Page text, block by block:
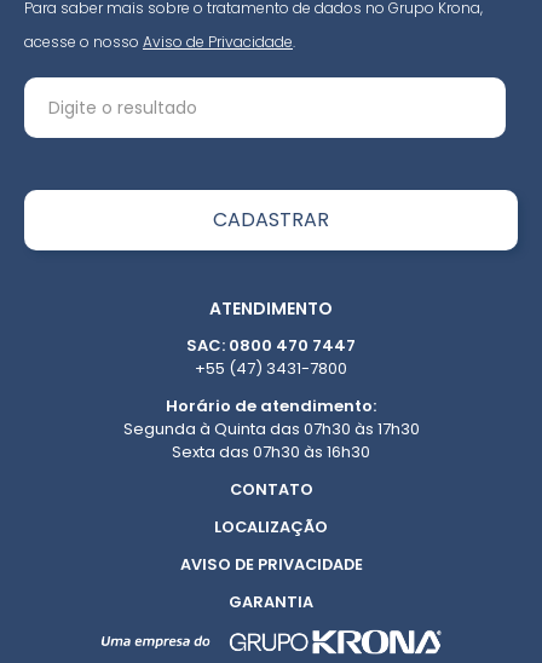
Para saber mais sobre o tratamento de dados no Grupo Krona,
acesse o nosso Aviso de Privacidade.
ATENDIMENTO
SAC: 0800 470 7447
+55 (47) 3431-7800
Horário de atendimento:
Segunda à Quinta das 07h30 às 17h30
Sexta das 07h30 às 16h30
CONTATO
LOCALIZAÇÃO
AVISO DE PRIVACIDADE
GARANTIA